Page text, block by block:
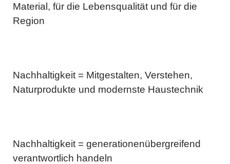
Material, für die Lebensqualität und für die
Region
Nachhaltigkeit = Mitgestalten, Verstehen,
Naturprodukte und modernste Haustechnik
Nachhaltigkeit = generationenübergreifend
verantwortlich handeln